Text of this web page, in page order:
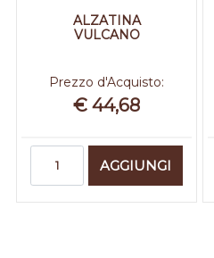
ALZATINA
VULCANO
Prezzo d'Acquisto:
€ 44,68
AGGIUNGI